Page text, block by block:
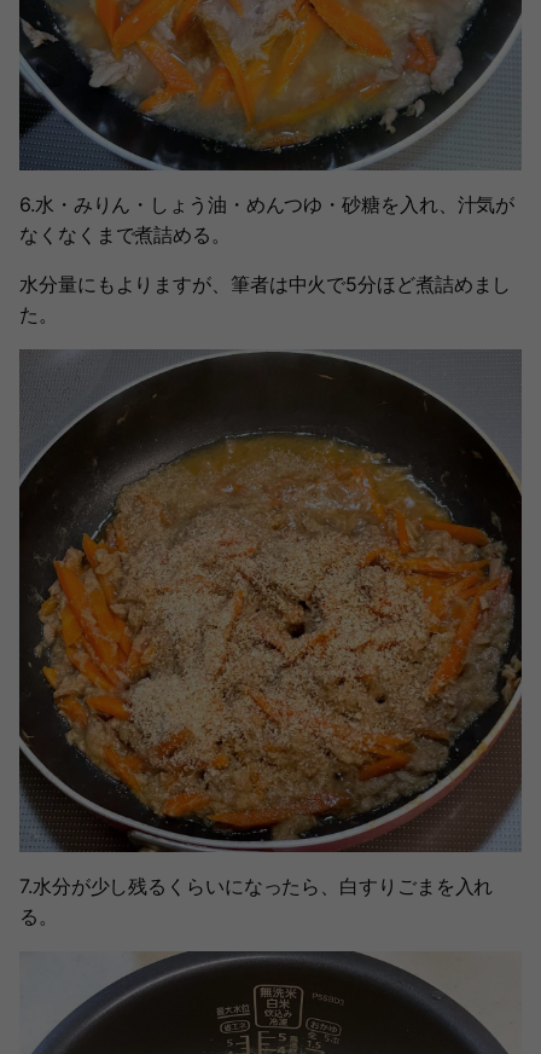
6.水・みりん・しょう油・めんつゆ・砂糖を入れ、汁気が
なくなくまで煮詰める。
水分量にもよりますが、筆者は中火で5分ほど煮詰めまし
た。
7.水分が少し残るくらいになったら、白すりごまを入れ
る。